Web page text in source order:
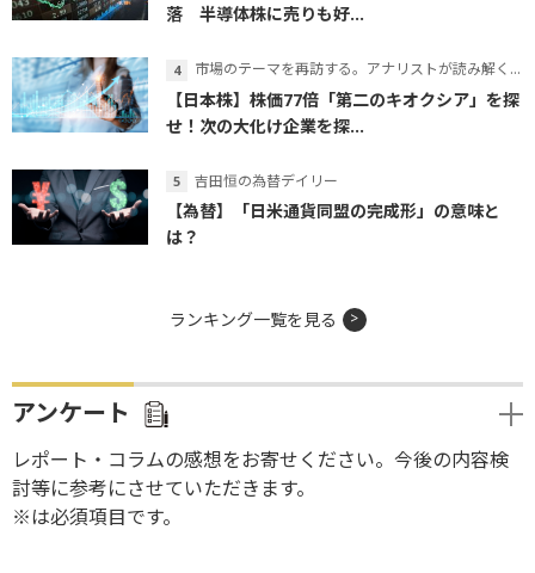
落 半導体株に売りも好...
市場のテーマを再訪する。アナリストが読み解くテーマの本質
【日本株】株価77倍「第二のキオクシア」を探
せ！次の大化け企業を探...
吉田恒の為替デイリー
【為替】「日米通貨同盟の完成形」の意味と
は？
ランキング一覧を見る
アンケート
レポート・コラムの感想をお寄せください。今後の内容検
討等に参考にさせていただきます。
※は必須項目です。